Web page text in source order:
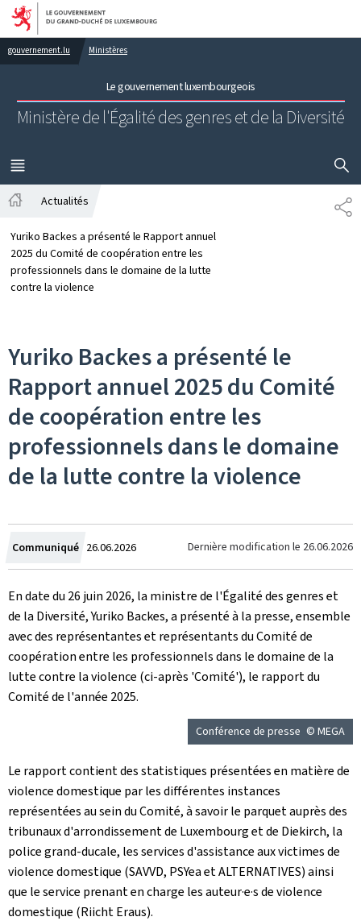
Aller au menu principal
Aller au contenu
gouvernement.lu Ministères
Le gouvernement luxembourgeois
Ministère de l'Égalité des genreset de la Diversité
MENU
PRINCIPAL
Actualités
Yuriko Backes a présenté le Rapport annuel
2025 du Comité de coopération entre les
professionnels dans le domaine de la lutte
contre la violence
Yuriko Backes a présenté le
Rapport annuel 2025 du Comité
de coopération entre les
professionnels dans le domaine
de la lutte contre la violence
Communiqué Crée
le
26.06.2026 Dernière modification le 26.06.2026
En date du 26 juin 2026, la ministre de l'Égalité des genres et
de la Diversité, Yuriko Backes, a présenté à la presse, ensemble
avec des représentantes et représentants du Comité de
coopération entre les professionnels dans le domaine de la
lutte contre la violence (ci-après 'Comité'), le rapport du
Comité de l'année 2025.
Conférence de presse © MEGA
Le rapport contient des statistiques présentées en matière de
violence domestique par les différentes instances
représentées au sein du Comité, à savoir le parquet auprès des
tribunaux d'arrondissement de Luxembourg et de Diekirch, la
police grand-ducale, les services d'assistance aux victimes de
violence domestique (SAVVD, PSYea et ALTERNATIVES) ainsi
que le service prenant en charge les auteur·e·s de violence
domestique (Riicht Eraus).